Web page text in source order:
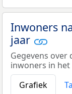
Inwoners
jaar
Gegevens
inwoners in het
Grafiek